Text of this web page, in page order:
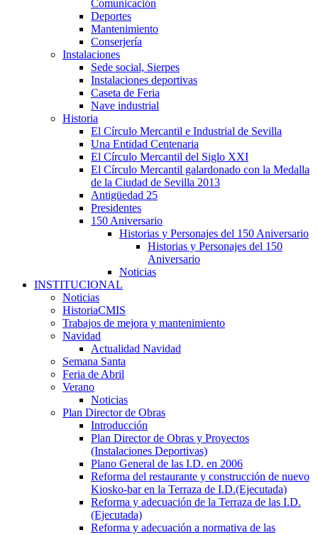
Comunicación
Deportes
Mantenimiento
Conserjería
Instalaciones
Sede social, Sierpes
Instalaciones deportivas
Caseta de Feria
Nave industrial
Historia
El Círculo Mercantil e Industrial de Sevilla
Una Entidad Centenaria
El Círculo Mercantil del Siglo XXI
El Círculo Mercantil galardonado con la Medalla
de la Ciudad de Sevilla 2013
Antigüedad 25
Presidentes
150 Aniversario
Historias y Personajes del 150 Aniversario
Historias y Personajes del 150
Aniversario
Noticias
INSTITUCIONAL
Noticias
HistoriaCMIS
Trabajos de mejora y mantenimiento
Navidad
Actualidad Navidad
Semana Santa
Feria de Abril
Verano
Noticias
Plan Director de Obras
Introducción
Plan Director de Obras y Proyectos
(Instalaciones Deportivas)
Plano General de las I.D. en 2006
Reforma del restaurante y construcción de nuevo
Kiosko-bar en la Terraza de I.D.(Ejecutada)
Reforma y adecuación de la Terraza de las I.D.
(Ejecutada)
Reforma y adecuación a normativa de las